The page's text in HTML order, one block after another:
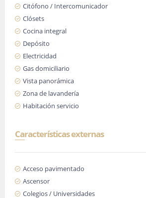
Citófono / Intercomunicador
Clósets
Cocina integral
Depósito
Electricidad
Gas domiciliario
Vista panorámica
Zona de lavandería
Habitación servicio
Características externas
Acceso pavimentado
Ascensor
Colegios / Universidades